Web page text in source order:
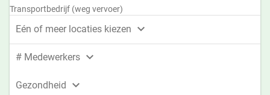
Transportbedrijf (weg vervoer)
Eén of meer locaties kiezen 
# Medewerkers 
Gezondheid 